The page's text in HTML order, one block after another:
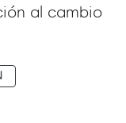
al cambio